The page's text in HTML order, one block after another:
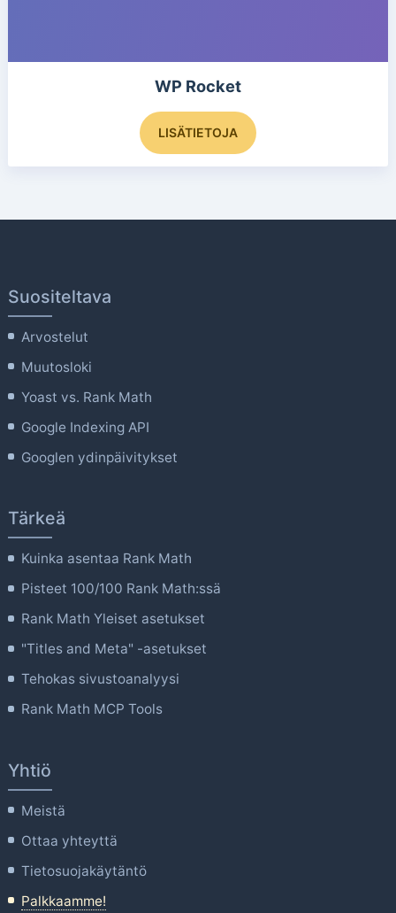
WP Rocket
LISÄTIETOJA
Suositeltava
Arvostelut
Muutosloki
Yoast vs. Rank Math
Google Indexing API
Googlen ydinpäivitykset
Tärkeä
Kuinka asentaa Rank Math
Pisteet 100/100 Rank Math:ssä
Rank Math Yleiset asetukset
"Titles and Meta" -asetukset
Tehokas sivustoanalyysi
Rank Math MCP Tools
Yhtiö
Meistä
Ottaa yhteyttä
Tietosuojakäytäntö
Palkkaamme!